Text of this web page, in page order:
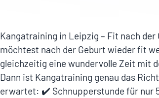
Kangatraining in Leipzig – Fit nach
möchtest nach der Geburt wieder fit
gleichzeitig eine wundervolle Zeit mit
Dann ist Kangatraining genau das
erwartet: ✔️ Schnupperstunde für nur